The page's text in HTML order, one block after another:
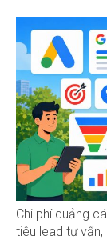
Chi phí quảng
tiêu lead tư